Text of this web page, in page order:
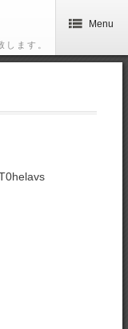
します。
Menu